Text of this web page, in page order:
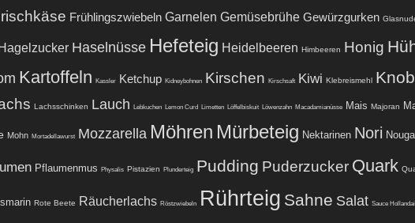
Frühlingszwiebeln Garnelen Gemüsebrühe Gewürzgurken
Haselnüsse Hefeteig Heidelbeeren Himbeeren Honig
Kartoffeln Kassler Ketchup Kidneybohnen Kirschen Kirschsaft Kiwi Klebreismehl
Lachsschinken Lauch Lebkuchen Lemon Curd Limetten Löffelbiskuit Löwenzahn Macadamianüsse Mais Majoran
Mohn Mortadellawurst Mozzarella Möhren Mürbeteig Nektarinen Nori
Pflaumenmus Physalis Pistazien Plunderteig Pudding Puderzucker Quark
Rote Beete Räucherlachs Röstzwiebeln Rührteig Sahne Salat Sauce